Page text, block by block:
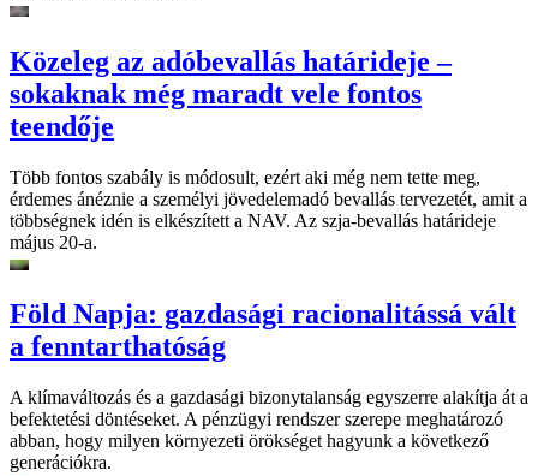
Közeleg az adóbevallás határideje –
sokaknak még maradt vele fontos
teendője
Több fontos szabály is módosult, ezért aki még nem tette meg,
érdemes ánéznie a személyi jövedelemadó bevallás tervezetét, amit a
többségnek idén is elkészített a NAV. Az szja-bevallás határideje
május 20-a.
Föld Napja: gazdasági racionalitássá vált
a fenntarthatóság
A klímaváltozás és a gazdasági bizonytalanság egyszerre alakítja át a
befektetési döntéseket. A pénzügyi rendszer szerepe meghatározó
abban, hogy milyen környezeti örökséget hagyunk a következő
generációkra.